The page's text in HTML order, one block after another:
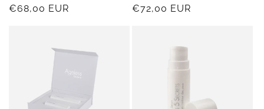
Regular
€68,00 EUR
Regular
€72,00 EUR